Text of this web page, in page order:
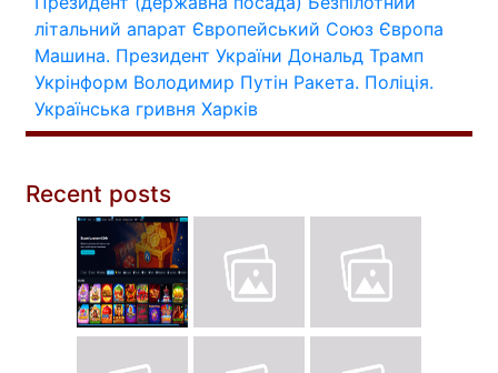
літальний апарат Європейський Союз Європа
Машина. Президент України Дональд Трамп
Укрінформ Володимир Путін Ракета. Поліція.
Українська гривня Харків
Recent posts